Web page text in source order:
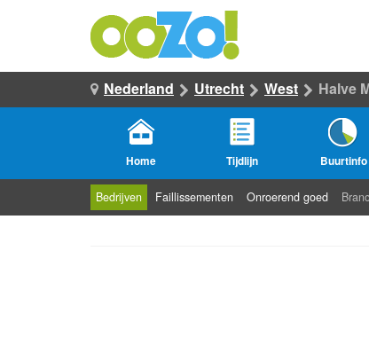
Nederland Utrecht West Halve
Home Tijdlijn Buurtinfo
Bedrijven Faillissementen Onroerend goed